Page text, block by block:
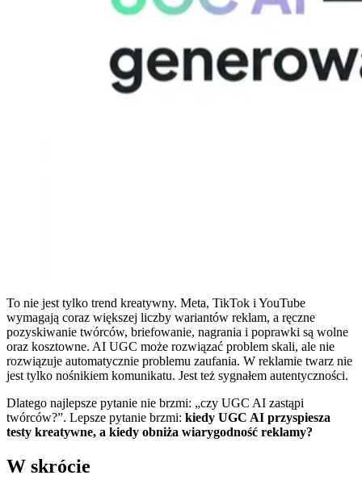
To nie jest tylko trend kreatywny. Meta, TikTok i YouTube
wymagają coraz większej liczby wariantów reklam, a ręczne
pozyskiwanie twórców, briefowanie, nagrania i poprawki są wolne
oraz kosztowne. AI UGC może rozwiązać problem skali, ale nie
rozwiązuje automatycznie problemu zaufania. W reklamie twarz nie
jest tylko nośnikiem komunikatu. Jest też sygnałem autentyczności.
Dlatego najlepsze pytanie nie brzmi: „czy UGC AI zastąpi
twórców?”. Lepsze pytanie brzmi: kiedy UGC AI przyspiesza
testy kreatywne, a kiedy obniża wiarygodność reklamy?
W skrócie